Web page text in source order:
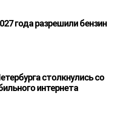
года разрешили бензин
столкнулись со
интернета